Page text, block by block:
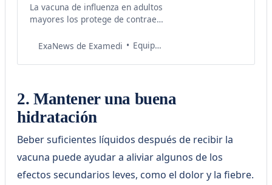
La vacuna de influenza en adultos
mayores los protege de contraer
graves y ayuda a mejorar su
ExaNews de Examedi Equipo de Salud Examedi
2. Mantener una buena
hidratación
Beber suficientes líquidos después de recibir la
vacuna puede ayudar a aliviar algunos de los
efectos secundarios leves, como el dolor y la fiebre.